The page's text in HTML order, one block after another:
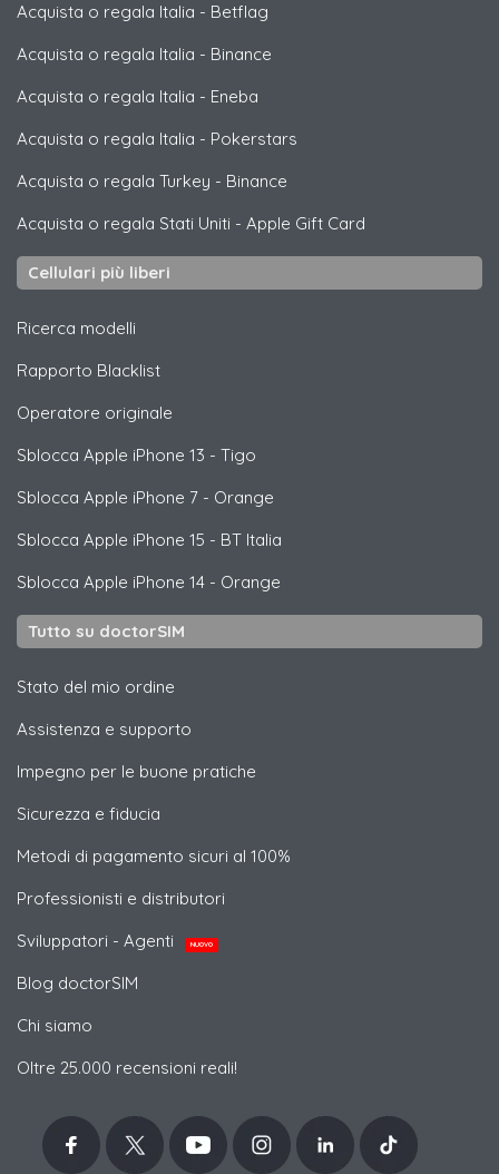
Acquista o regala Italia - Betflag
Acquista o regala Italia - Binance
Acquista o regala Italia - Eneba
Acquista o regala Italia - Pokerstars
Acquista o regala Turkey - Binance
Acquista o regala Stati Uniti - Apple Gift Card
Cellulari più liberi
Ricerca modelli
Rapporto Blacklist
Operatore originale
Sblocca Apple iPhone 13 - Tigo
Sblocca Apple iPhone 7 - Orange
Sblocca Apple iPhone 15 - BT Italia
Sblocca Apple iPhone 14 - Orange
Tutto su doctorSIM
Stato del mio ordine
Assistenza e supporto
Impegno per le buone pratiche
Sicurezza e fiducia
Metodi di pagamento sicuri al 100%
Professionisti e distributori
Sviluppatori - Agenti
NUOVO
Blog doctorSIM
Chi siamo
Oltre 25.000 recensioni reali!